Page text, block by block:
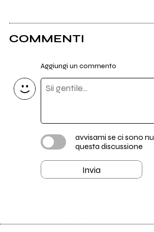
COMMENTI
Aggiungi un commento
avvisami se ci sono
questa discussione
Invia